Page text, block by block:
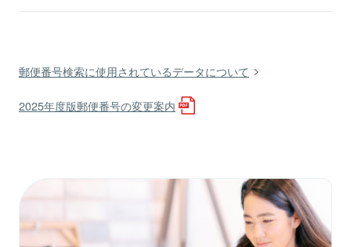
郵便番号検索に使用されているデータについて
2025年度版郵便番号の変更案内